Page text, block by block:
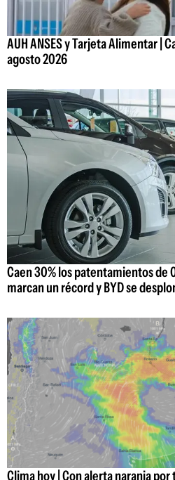
AUH ANSES y Tarjeta Alimentar |
agosto 2026
Caen 30% los patentamientos de
marcan un récord y BYD se
Clima hoy | Con alerta naranja